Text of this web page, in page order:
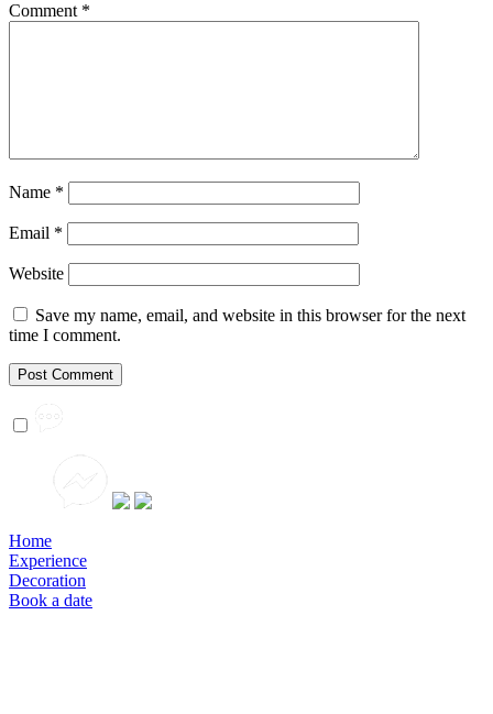
Comment *
Name *
Email *
Website
Save my name, email, and website in this browser for the next
time I comment.
Home
Experience
Decoration
Book a date